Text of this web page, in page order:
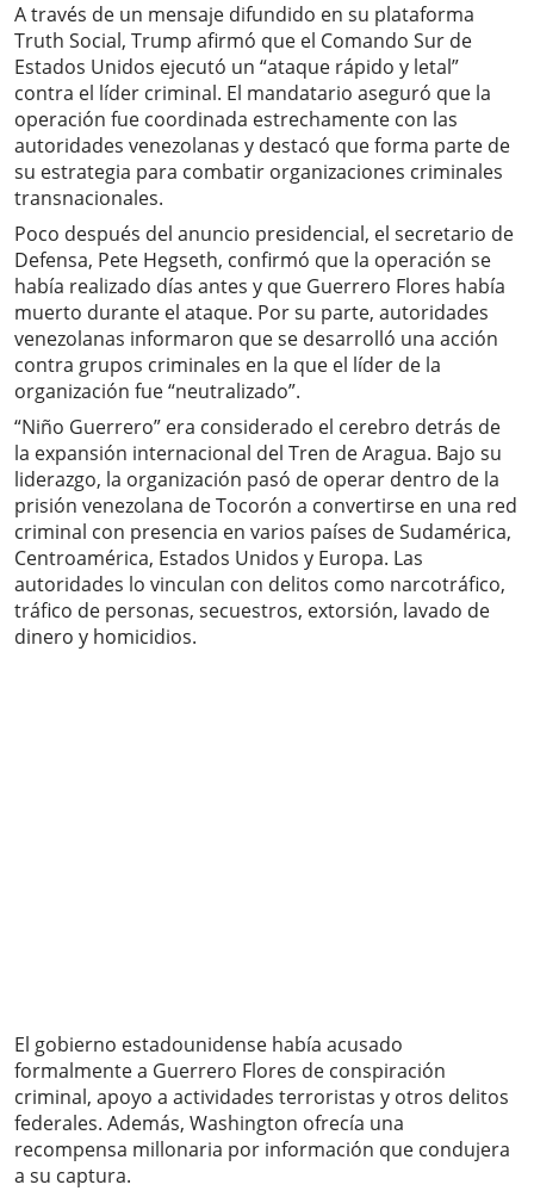
A través de un mensaje difundido en su plataforma
Truth Social, Trump afirmó que el Comando Sur de
Estados Unidos ejecutó un “ataque rápido y letal”
contra el líder criminal. El mandatario aseguró que la
operación fue coordinada estrechamente con las
autoridades venezolanas y destacó que forma parte de
su estrategia para combatir organizaciones criminales
transnacionales.
Poco después del anuncio presidencial, el secretario de
Defensa, Pete Hegseth, confirmó que la operación se
había realizado días antes y que Guerrero Flores había
muerto durante el ataque. Por su parte, autoridades
venezolanas informaron que se desarrolló una acción
contra grupos criminales en la que el líder de la
organización fue “neutralizado”.
“Niño Guerrero” era considerado el cerebro detrás de
la expansión internacional del Tren de Aragua. Bajo su
liderazgo, la organización pasó de operar dentro de la
prisión venezolana de Tocorón a convertirse en una red
criminal con presencia en varios países de Sudamérica,
Centroamérica, Estados Unidos y Europa. Las
autoridades lo vinculan con delitos como narcotráfico,
tráfico de personas, secuestros, extorsión, lavado de
dinero y homicidios.
El gobierno estadounidense había acusado
formalmente a Guerrero Flores de conspiración
criminal, apoyo a actividades terroristas y otros delitos
federales. Además, Washington ofrecía una
recompensa millonaria por información que condujera
a su captura.